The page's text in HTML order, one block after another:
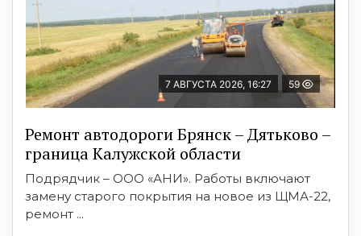
7 АВГУСТА 2026, 16:27 59
Ремонт автодороги Брянск – Дятьково –
граница Калужской области
Подрядчик – ООО «АНИ». Работы включают
замену старого покрытия на новое из ЩМА-22,
ремонт ...